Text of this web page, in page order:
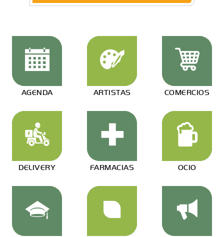
AGENDA ARTISTAS COMERCIOS
DELIVERY FARMACIAS OCIO